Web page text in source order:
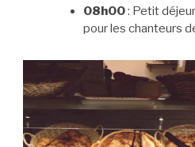
08h00: Petit
pour les chanteurs